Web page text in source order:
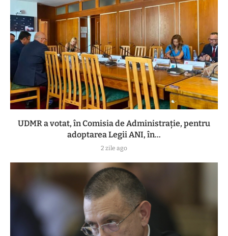
UDMR a votat, în Comisia de Administrație, pentru
adoptarea Legii ANI, în...
2 zile ago